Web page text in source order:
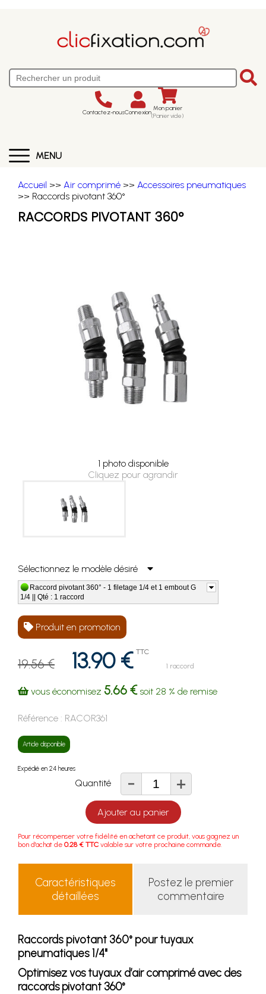
Contactez-nousConnexion Mon panier
(Panier vide)
MENU
Accueil >> Air comprimé >> Accessoires pneumatiques
>> Raccords pivotant 360°
RACCORDS PIVOTANT 360°
1 photo disponible
Cliquez pour agrandir
Sélectionnez le modèle désiré
Raccord pivotant 360° - 1 filetage 1/4 et 1 embout G
1/4 || Qté : 1 raccord
Produit en promotion
19.56 € 13.90 € TTC
1 raccord
vous économisez 5.66 €soit 28 % de remise
Référence : RACOR361
Article disponible
Expédié en 24 heures
Quantité - +
Ajouter au panier
Pour récompenser votre fidélité en achetant ce produit, vous gagnez un
bon d'achat de 0.28 € TTC valable sur votre prochaine commande.
Caractéristiques
détaillées
Postez le premier
commentaire
Raccords pivotant 360° pour tuyaux
pneumatiques 1/4"
Optimisez vos tuyaux d’air comprimé avec des
raccords pivotant 360°